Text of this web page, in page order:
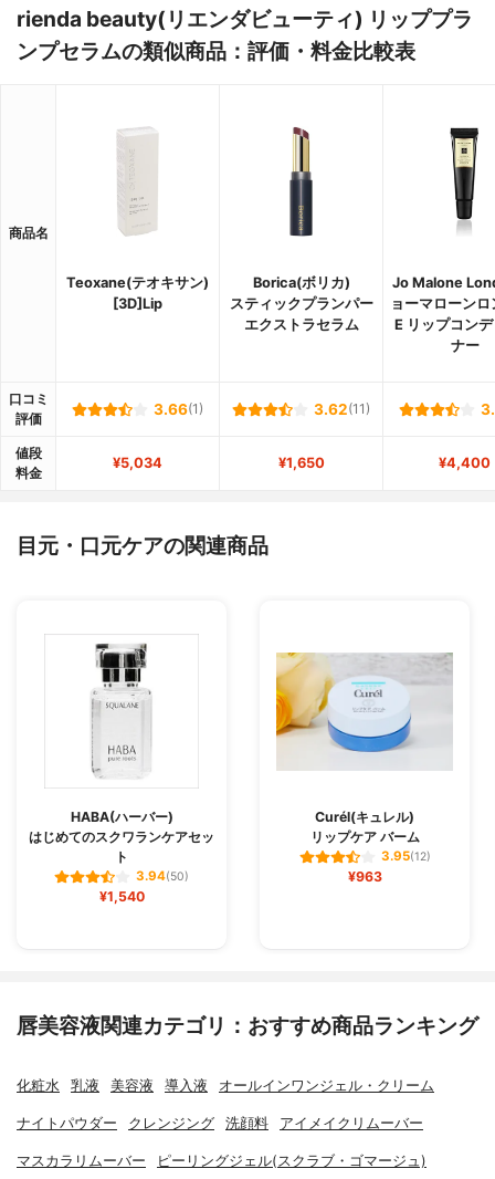
rienda beauty(リエンダビューティ) リッププラ
ンプセラムの類似商品：評価・料金比較表
商品名
Teoxane(テオキサン)
[3D]Lip
Borica(ボリカ)
スティックプランパー
エクストラセラム
Jo Malone
ョーマローン
E リップコン
ナー
口コミ
評価
3.66(1) 3.62(11)
値段
料金
¥5,034 ¥1,650 ¥4,400
目元・口元ケアの関連商品
HABA(ハーバー)
はじめてのスクワランケアセッ
ト
3.94(50)
¥1,540
Curél(キュレル)
リップケア バーム
3.95(12)
¥963
唇美容液関連カテゴリ：おすすめ商品ランキング
化粧水 乳液 美容液 導入液 オールインワンジェル・クリーム
ナイトパウダー クレンジング 洗顔料 アイメイクリムーバー
マスカラリムーバー ピーリングジェル(スクラブ・ゴマージュ)